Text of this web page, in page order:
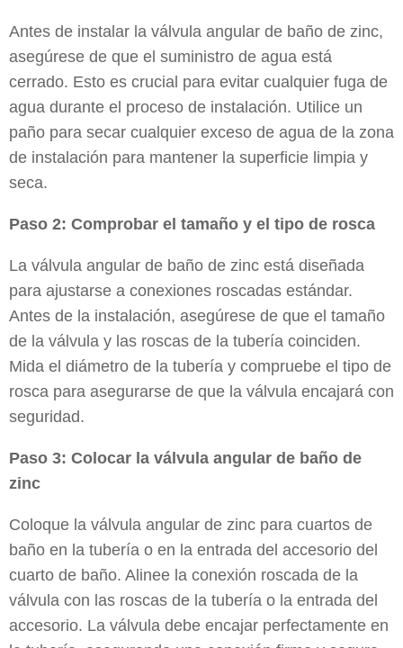
Antes de instalar la válvula angular de baño de zinc,
asegúrese de que el suministro de agua está
cerrado. Esto es crucial para evitar cualquier fuga de
agua durante el proceso de instalación. Utilice un
paño para secar cualquier exceso de agua de la zona
de instalación para mantener la superficie limpia y
seca.
Paso 2: Comprobar el tamaño y el tipo de rosca
La válvula angular de baño de zinc está diseñada
para ajustarse a conexiones roscadas estándar.
Antes de la instalación, asegúrese de que el tamaño
de la válvula y las roscas de la tubería coinciden.
Mida el diámetro de la tubería y compruebe el tipo de
rosca para asegurarse de que la válvula encajará con
seguridad.
Paso 3: Colocar la válvula angular de baño de
zinc
Coloque la válvula angular de zinc para cuartos de
baño en la tubería o en la entrada del accesorio del
cuarto de baño. Alinee la conexión roscada de la
válvula con las roscas de la tubería o la entrada del
accesorio. La válvula debe encajar perfectamente en